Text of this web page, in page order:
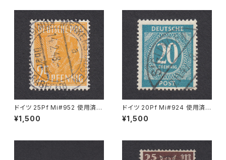
ドイツ 25Pf Mi#952 使用済み
切手｜MERKERSHAUSEN 14.
2.1948
¥1,500
ドイツ 20Pf Mi#924 使用済み
切手｜SIGLINGEN 7.11.1947
¥1,500